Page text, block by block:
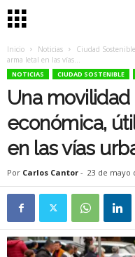
Inicio Noticias Ciudad Sostenible
arma letal en las vías...
NOTICIAS CIUDAD SOSTENIBLE
Una movilidad
económica,
en las vías
Por Carlos Cantor - 23 de mayo